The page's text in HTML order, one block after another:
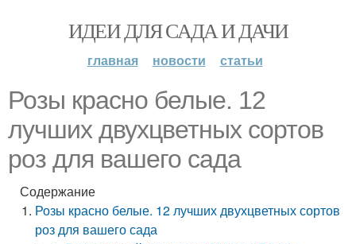
ИДЕИ ДЛЯ САДА И ДАЧИ
главная новости статьи
Розы красно белые. 12
лучших двухцветных сортов
роз для вашего сада
Содержание
Розы красно белые. 12 лучших двухцветных сортов
роз для вашего сада